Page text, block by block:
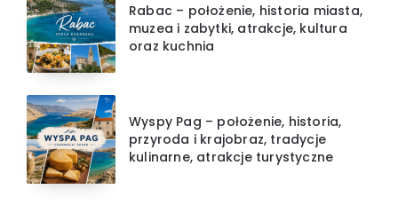
Rabac – położenie, historia miasta,
muzea i zabytki, atrakcje, kultura
oraz kuchnia
Wyspy Pag – położenie, historia,
przyroda i krajobraz, tradycje
kulinarne, atrakcje turystyczne